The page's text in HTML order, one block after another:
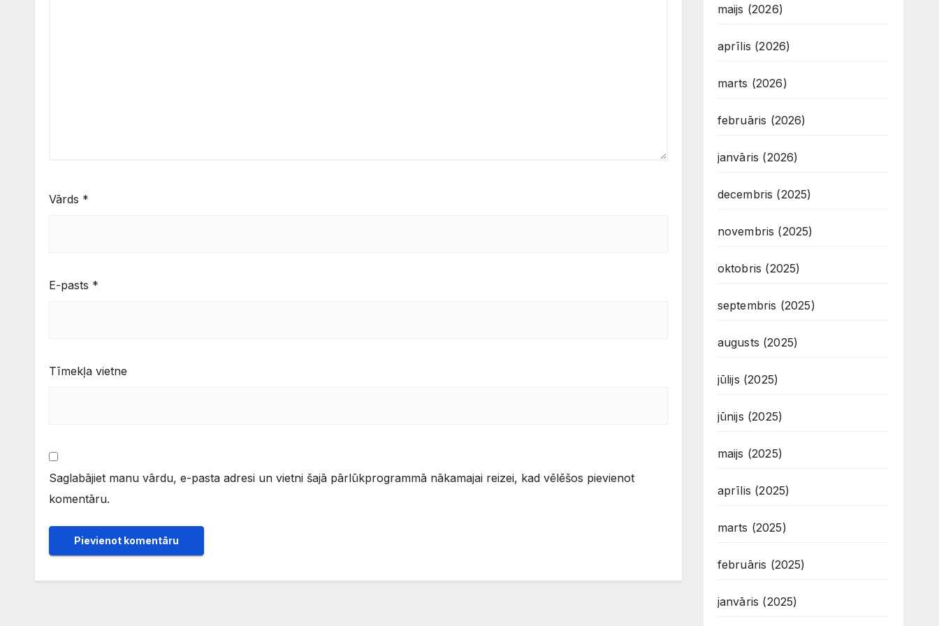
Vārds *
E-pasts *
Tīmekļa vietne
Saglabājiet manu vārdu, e-pasta adresi un vietni šajā pārlūkprogrammā nākamajai reizei, kad vēlēšos pievienot
komentāru.
maijs (2026)
aprīlis (2026)
marts (2026)
februāris (2026)
janvāris (2026)
decembris (2025)
novembris (2025)
oktobris (2025)
septembris (2025)
augusts (2025)
jūlijs (2025)
jūnijs (2025)
maijs (2025)
aprīlis (2025)
marts (2025)
februāris (2025)
janvāris (2025)